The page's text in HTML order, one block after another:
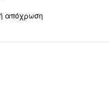
απόχρωση